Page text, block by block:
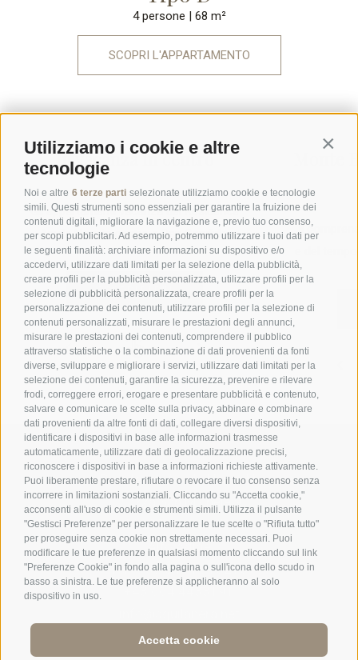
Utilizziamo i cookie e altre
tecnologie
Noi e altre 6 terze parti selezionate utilizziamo cookie e tecnologie
simili. Questi strumenti sono essenziali per garantire la fruizione dei
contenuti digitali, migliorare la navigazione e, previo tuo consenso,
per scopi pubblicitari. Ad esempio, potremmo utilizzare i tuoi dati per
le seguenti finalità: archiviare informazioni su dispositivo e/o
accedervi, utilizzare dati limitati per la selezione della pubblicità,
creare profili per la pubblicità personalizzata, utilizzare profili per la
selezione di pubblicità personalizzata, creare profili per la
personalizzazione dei contenuti, utilizzare profili per la selezione di
contenuti personalizzati, misurare le prestazioni degli annunci,
misurare le prestazioni dei contenuti, comprendere il pubblico
attraverso statistiche o la combinazione di dati provenienti da fonti
diverse, sviluppare e migliorare i servizi, utilizzare dati limitati per la
selezione dei contenuti, garantire la sicurezza, prevenire e rilevare
frodi, correggere errori, erogare e presentare pubblicità e contenuto,
salvare e comunicare le scelte sulla privacy, abbinare e combinare
dati provenienti da altre fonti di dati, collegare diversi dispositivi,
identificare i dispositivi in base alle informazioni trasmesse
automaticamente, utilizzare dati di geolocalizzazione precisi,
riconoscere i dispositivi in base a informazioni richieste attivamente.
Puoi liberamente prestare, rifiutare o revocare il tuo consenso senza
incorrere in limitazioni sostanziali. Cliccando su "Accetta cookie,"
acconsenti all'uso di cookie e strumenti simili. Utilizza il pulsante
"Gestisci Preferenze" per personalizzare le tue scelte o "Rifiuta tutto"
per proseguire senza cookie non strettamente necessari. Puoi
modificare le tue preferenze in qualsiasi momento cliccando sul link
"Preferenze Cookie" in fondo alla pagina o sull'icona dello scudo in
basso a sinistra. Le tue preferenze si applicheranno al solo
dispositivo in uso.
Accetta cookie
4 persone | 68 m²
SCOPRI L'APPARTAMENTO
In vacanza in centro
Gli appartamenti vacanza del Residence
Aquila Nera in centro a San Candido.
SCOPRI DI PIÙ
Il
Residence Aquila Nera ***
Piazza San Michele 9
I-39038 San Candido
Alto Adige
Tel.:+39 0474 913218
+43 664 4433191